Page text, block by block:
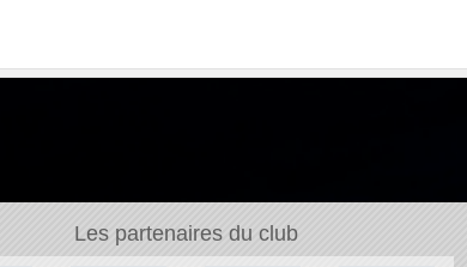
Les partenaires du club